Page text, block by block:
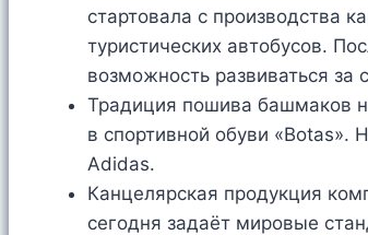
стартовала с производства
туристических автобусов.
возможность развиваться за
Традиция пошива башмаков
в спортивной обуви «Botas».
Adidas.
Канцелярская продукция
сегодня задаёт мировые